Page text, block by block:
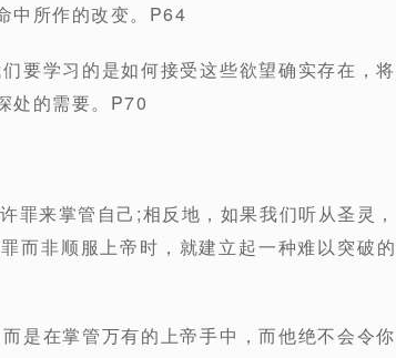
中所作的改变。P64
要学习的是如何接受这些欲望确实存在，将
处的需要。P70
罪来掌管自己;相反地，如果我们听从圣灵，
非顺服上帝时，就建立起一种难以突破的
是在掌管万有的上帝手中，而他绝不会令你